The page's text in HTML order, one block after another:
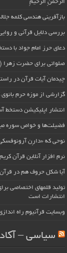
الرَّحمنِ الرَّحیمِ
بازآفرینی هندسی کلمه
بررسی دلایل قرآنی و
دعای حرز امام جواد با
صلواتی برای حضرت زهرا
چیدمان آیات قرآن در
گزارشی از موزه حرم
انتشار اپلیکیشن دستخط
فضیلت‌ها و خواص سوره
نوحی که «دارِن
نرم افزار آنلاین قرآن
آیا شکل حروف هم در
تولید قلمهای اختصاصی
انتشارات است
وبسایت قرآنیوم راه
سیاسی –